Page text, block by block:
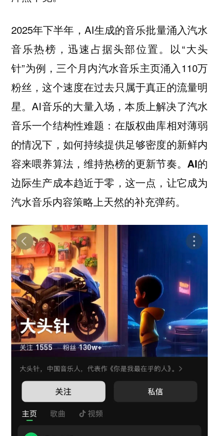
2025年下半年，AI生成的音乐批量涌入汽水
音乐热榜，迅速占据头部位置。以“大头
针”为例，三个月内汽水音乐主页涌入110万
粉丝，这个速度在过去只属于真正的流量明
星。AI音乐的大量入场，本质上解决了汽水
音乐一个结构性难题：在版权曲库相对薄弱
的情况下，如何持续提供足够密度的新鲜内
容来喂养算法，维持热榜的更新节奏。 AI的
边际生产成本趋近于零，这一点，让它成为
汽水音乐内容策略上天然的补充弹药。